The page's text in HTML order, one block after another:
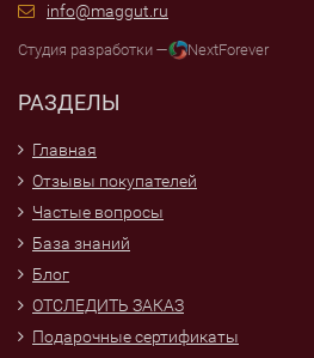
info@maggut.ru
Студия разработки — NextForever
РАЗДЕЛЫ
Главная
Отзывы покупателей
Частые вопросы
База знаний
Блог
ОТСЛЕДИТЬ ЗАКАЗ
Подарочные сертификаты